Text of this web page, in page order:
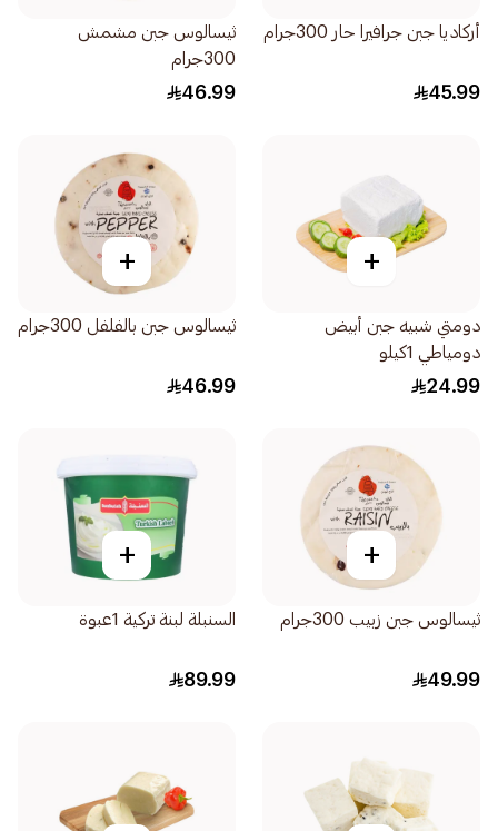
أركاديا جبن جرافيرا حار 300جرام
45.99
ثيسالوس جبن مشمش
300جرام
46.99
+
دومتي شبيه جبن أبيض
دومياطي 1كيلو
24.99
+
ثيسالوس جبن بالفلفل 300جرام
46.99
+
ثيسالوس جبن زبيب 300جرام
49.99
+
السنبلة لبنة تركية 1عبوة
89.99